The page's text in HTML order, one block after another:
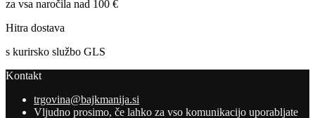
za vsa naročila nad 100 €
Hitra dostava
s kurirsko službo GLS
Kontakt
trgovina@bajkmanija.si
Vljudno prosimo, če lahko za vso komunikacijo uporabljate